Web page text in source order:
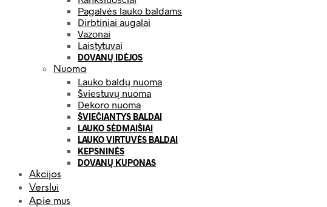
Pagalvės lauko baldams
Dirbtiniai augalai
Vazonai
Laistytuvai
DOVANŲ IDĖJOS
Nuoma
Lauko baldų nuoma
Šviestuvų nuoma
Dekoro nuoma
ŠVIEČIANTYS BALDAI
LAUKO SĖDMAIŠIAI
LAUKO VIRTUVĖS BALDAI
KEPSNINĖS
DOVANŲ KUPONAS
Akcijos
Verslui
Apie mus